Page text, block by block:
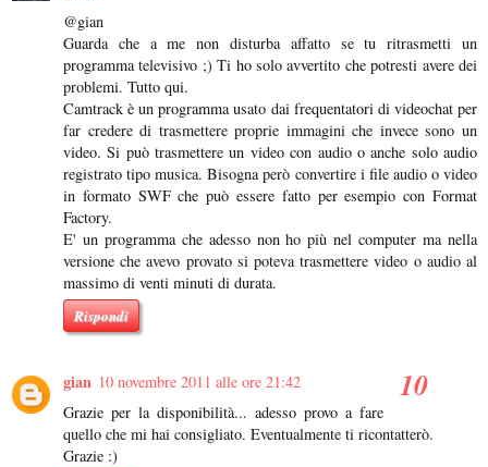
@gian
Guarda che a me non disturba affatto se tu ritrasmetti un
programma televisivo ;) Ti ho solo avvertito che potresti avere dei
problemi. Tutto qui.
Camtrack è un programma usato dai frequentatori di videochat per
far credere di trasmettere proprie immagini che invece sono un
video. Si può trasmettere un video con audio o anche solo audio
registrato tipo musica. Bisogna però convertire i file audio o video
in formato SWF che può essere fatto per esempio con Format
Factory.
E' un programma che adesso non ho più nel computer ma nella
versione che avevo provato si poteva trasmettere video o audio al
massimo di venti minuti di durata.
Rispondi
gian 10 novembre 2011 alle ore 21:42
Grazie per la disponibilità... adesso provo a fare
quello che mi hai consigliato. Eventualmente ti ricontatterò.
Grazie :)